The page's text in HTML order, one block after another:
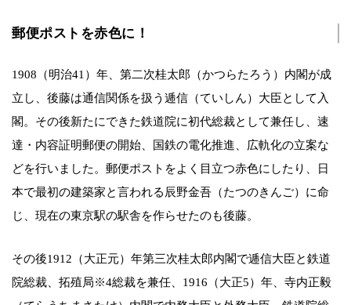
郵便ポストを赤色に！
1908（明治41）年、第二次桂太郎（かつらたろう）内閣が成
立し、後藤は通信関係を扱う逓信（ていしん）大臣として入
閣。その後新たにできた鉄道院に初代総裁として兼任し、速
達・内容証明郵便の開始、国鉄の電化推進、広軌化の立案な
どを行いました。郵便ポストをよく目立つ赤色にしたり、日
本で最初の建築家と言われる辰野金吾（たつのきんご）に命
じ、現在の東京駅の駅舎を作らせたのも後藤。
その後1912（大正元）年第三次桂太郎内閣で逓信大臣と鉄道
院総裁、拓殖局※4総裁を兼任、1916（大正5）年、寺内正毅